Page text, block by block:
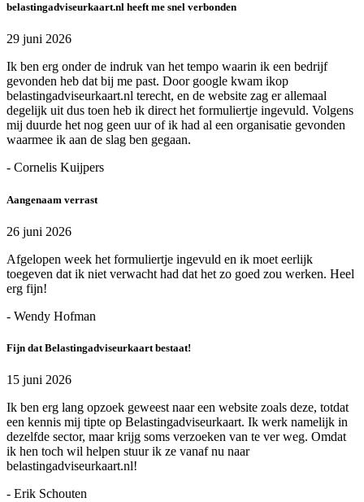
belastingadviseurkaart.nl heeft me snel verbonden
29 juni 2026
Ik ben erg onder de indruk van het tempo waarin ik een bedrijf
gevonden heb dat bij me past. Door google kwam ikop
belastingadviseurkaart.nl terecht, en de website zag er allemaal
degelijk uit dus toen heb ik direct het formuliertje ingevuld. Volgens
mij duurde het nog geen uur of ik had al een organisatie gevonden
waarmee ik aan de slag ben gegaan.
- Cornelis Kuijpers
Aangenaam verrast
26 juni 2026
Afgelopen week het formuliertje ingevuld en ik moet eerlijk
toegeven dat ik niet verwacht had dat het zo goed zou werken. Heel
erg fijn!
- Wendy Hofman
Fijn dat Belastingadviseurkaart bestaat!
15 juni 2026
Ik ben erg lang opzoek geweest naar een website zoals deze, totdat
een kennis mij tipte op Belastingadviseurkaart. Ik werk namelijk in
dezelfde sector, maar krijg soms verzoeken van te ver weg. Omdat
ik hen toch wil helpen stuur ik ze vanaf nu naar
belastingadviseurkaart.nl!
- Erik Schouten